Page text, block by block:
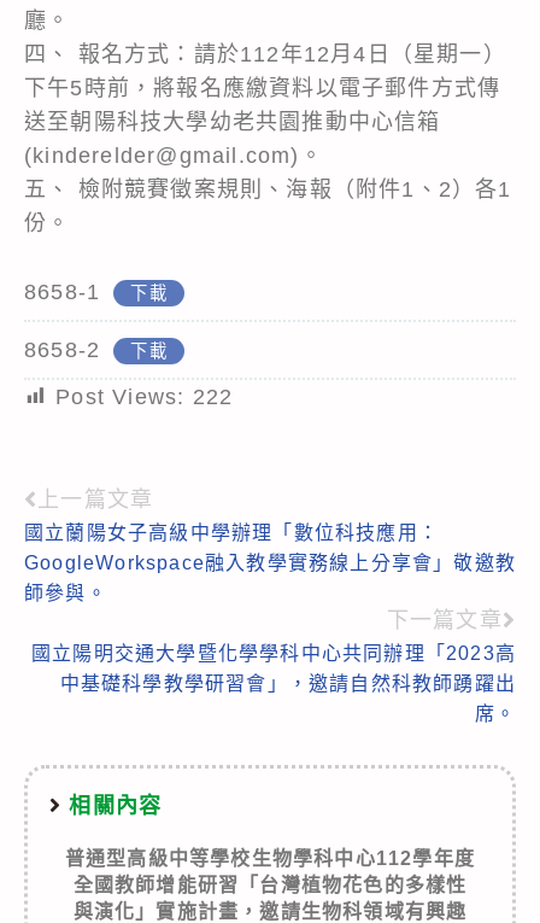
廳。
四、 報名方式：請於112年12月4日（星期一）
下午5時前，將報名應繳資料以電子郵件方式傳
送至朝陽科技大學幼老共園推動中心信箱
(kinderelder@gmail.com)。
五、 檢附競賽徵案規則、海報（附件1、2）各1
份。
8658-1 下載
8658-2 下載
Post Views: 222
Read
more
articles
上一篇文章
國立蘭陽女子高級中學辦理「數位科技應用：
GoogleWorkspace融入教學實務線上分享會」敬邀教
師參與。
下一篇文章
國立陽明交通大學暨化學學科中心共同辦理「2023高
中基礎科學教學研習會」，邀請自然科教師踴躍出
席。
相關內容
普通型高級中等學校生物學科中心112學年度
全國教師增能研習「台灣植物花色的多樣性
與演化」實施計畫，邀請生物科領域有興趣